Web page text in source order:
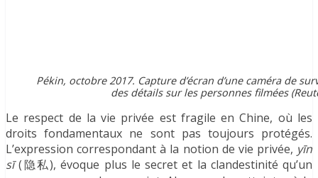
Pékin, octobre 2017. Capture d’écran d’une caméra de
des détails sur les personnes filmées
Le respect de la vie privée est fragile en Chine, où les
droits fondamentaux ne sont pas toujours protégés.
L’expression correspondant à la notion de vie privée, yīn
sī(隐私), évoque plus le secret et la clandestinité qu’un